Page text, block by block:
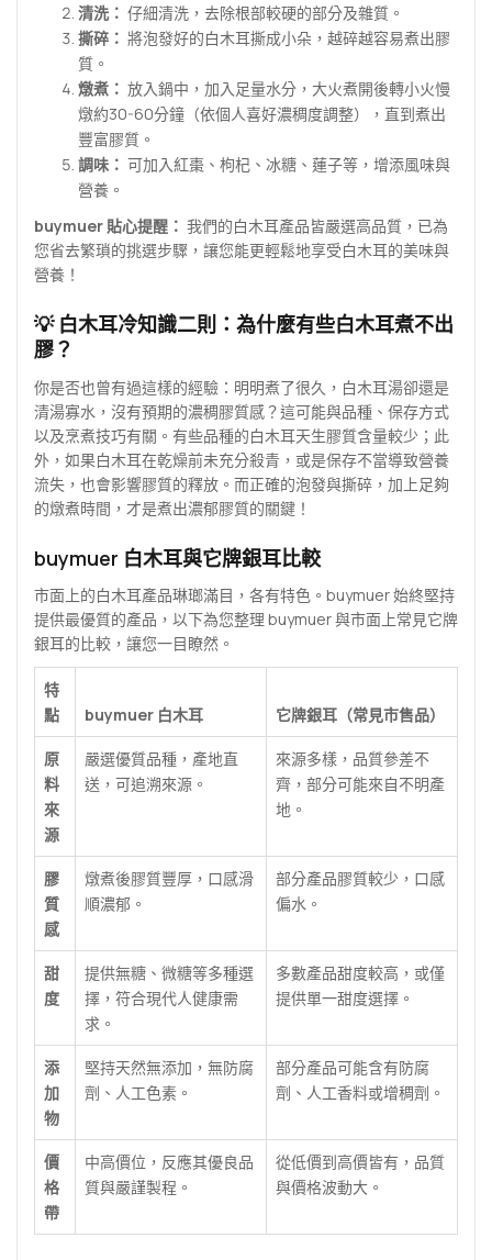
清洗： 仔細清洗，去除根部較硬的部分及雜質。
撕碎： 將泡發好的白木耳撕成小朵，越碎越容易煮出膠
質。
燉煮： 放入鍋中，加入足量水分，大火煮開後轉小火慢
燉約30-60分鐘（依個人喜好濃稠度調整），直到煮出
豐富膠質。
調味： 可加入紅棗、枸杞、冰糖、蓮子等，增添風味與
營養。
buymuer 貼心提醒： 我們的白木耳產品皆嚴選高品質，已為
您省去繁瑣的挑選步驟，讓您能更輕鬆地享受白木耳的美味與
營養！
💡 白木耳冷知識二則：為什麼有些白木耳煮不出
膠？
你是否也曾有過這樣的經驗：明明煮了很久，白木耳湯卻還是
清湯寡水，沒有預期的濃稠膠質感？這可能與品種、保存方式
以及烹煮技巧有關。有些品種的白木耳天生膠質含量較少；此
外，如果白木耳在乾燥前未充分殺青，或是保存不當導致營養
流失，也會影響膠質的釋放。而正確的泡發與撕碎，加上足夠
的燉煮時間，才是煮出濃郁膠質的關鍵！
buymuer 白木耳與它牌銀耳比較
市面上的白木耳產品琳瑯滿目，各有特色。buymuer 始終堅持
提供最優質的產品，以下為您整理 buymuer 與市面上常見它牌
銀耳的比較，讓您一目瞭然。
特
點
buymuer 白木耳 它牌銀耳（常見市售品）
原
料
來
源
嚴選優質品種，產地直
送，可追溯來源。
來源多樣，品質參差不
齊，部分可能來自不明產
地。
膠
質
感
燉煮後膠質豐厚，口感滑
順濃郁。
部分產品膠質較少，口感
偏水。
甜
度
提供無糖、微糖等多種選
擇，符合現代人健康需
求。
多數產品甜度較高，或僅
提供單一甜度選擇。
添
加
物
堅持天然無添加，無防腐
劑、人工色素。
部分產品可能含有防腐
劑、人工香料或增稠劑。
價
格
帶
中高價位，反應其優良品
質與嚴謹製程。
從低價到高價皆有，品質
與價格波動大。